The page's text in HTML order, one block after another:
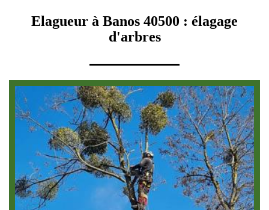
Elagueur à Banos 40500 : élagage
d'arbres